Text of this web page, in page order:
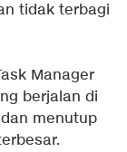
tidak terbagi
Manager
berjalan di
menutup